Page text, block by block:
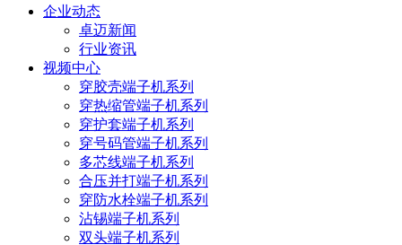
企业动态
卓迈新闻
行业资讯
视频中心
穿胶壳端子机系列
穿热缩管端子机系列
穿护套端子机系列
穿号码管端子机系列
多芯线端子机系列
合压并打端子机系列
穿防水栓端子机系列
沾锡端子机系列
双头端子机系列